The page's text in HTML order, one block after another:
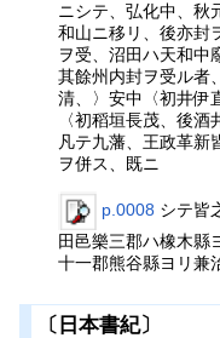
ニシテ、弘化中、秋
和山ニ移リ、後亦封
ヲ受、沼田ハ天和中
其餘州内封ヲ受ル者
清、〉安中〈初井伊
〈初稻垣長茂、後酒
凡テ九藩、王政革新
ヲ併ス、既ニ
p.0008 シテ皆
田邑樂三郡ハ橡木縣
十一郡熊谷縣ヨリ兼
〔日本書紀〕